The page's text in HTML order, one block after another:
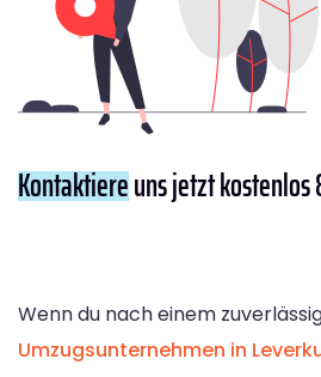
Kontaktiereuns jetzt
Wenn du nach einem
Umzugsunternehmen in